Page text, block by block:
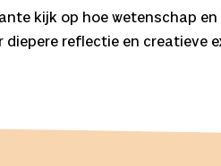
kijk op hoe wetenschap
reflectie en creatieve